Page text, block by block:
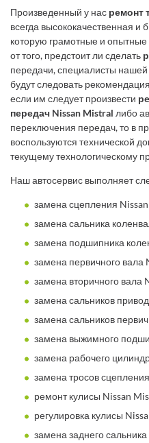
Произведенный у нас ремонт
всегда высококачественная
которую грамотные и
от того, предстоит ли сделать
передачи, специалисты
будут следовать
если им следует произвести
передач Nissan Mistral либо
переключения передач, то в
воспользуются технической
текущему технологическому
Наш автосервис выполняет
замена сцепления
замена сальника
замена подшипника
замена первичного вала
замена вторичного вала
замена сальников
замена сальников
замена выжимного
замена рабочего
замена тросов
ремонт кулисы Nissan
регулировка кулисы
замена заднего